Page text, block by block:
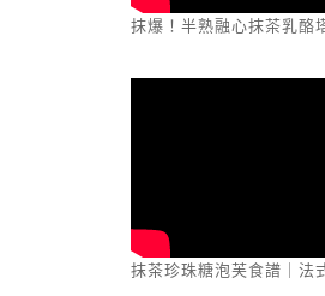
抹爆！半熟融心抹茶乳酪
抹茶珍珠糖泡芙食譜｜法